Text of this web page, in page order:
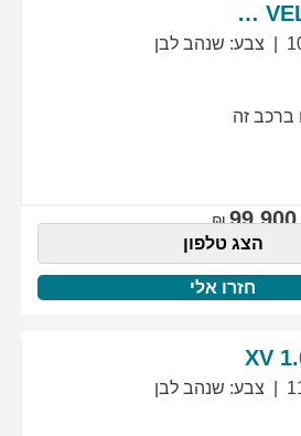
GIULIETTA
צבע: שנהב לבן
ברכב זה
99,900
הצג טלפון
חזרו אלי
XV
צבע: שנהב לבן